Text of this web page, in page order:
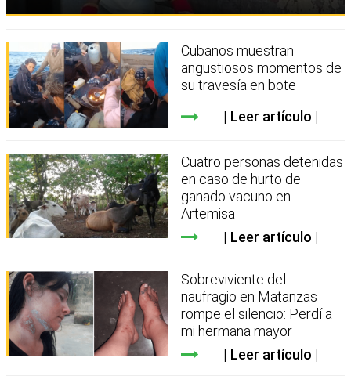
Cubanos muestran
angustiosos momentos de
su travesía en bote
Leer artículo
Cuatro personas detenidas
en caso de hurto de
ganado vacuno en
Artemisa
Leer artículo
Sobreviviente del
naufragio en Matanzas
rompe el silencio: Perdí a
mi hermana mayor
Leer artículo